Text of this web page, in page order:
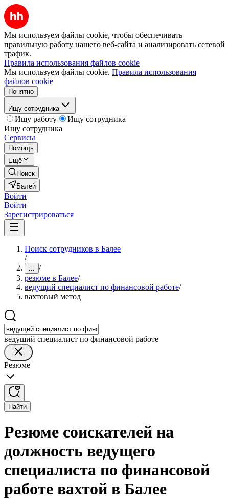
Мы используем файлы cookie, чтобы обеспечивать
правильную работу нашего веб-сайта и анализировать сетевой
трафик.
Правила использования файлов cookie
Мы используем файлы cookie. Правила использования
файлов cookie
Понятно
Ищу сотрудника
Ищу работу
Ищу сотрудника
Ищу сотрудника
Сервисы
Помощь
Ещё
Поиск
Балей
Войти
Войти
Зарегистрироваться
Поиск сотрудников в Балее
/
... /
резюме в Балее/
ведущий специалист по финансовой работе/
вахтовый метод
ведущий специалист по финансовой работе
Резюме
Найти
Резюме соискателей на
должность ведущего
специалиста по финансовой
работе вахтой в Балее